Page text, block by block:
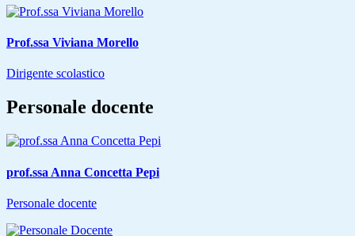
Prof.ssa Viviana Morello
Dirigente scolastico
Personale docente
prof.ssa Anna Concetta Pepi
Personale docente